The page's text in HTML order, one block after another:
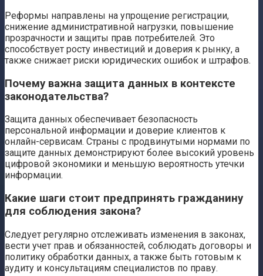
Реформы направлены на упрощение регистрации,
снижение административной нагрузки, повышение
прозрачности и защиты прав потребителей. Это
способствует росту инвестиций и доверия к рынку, а
также снижает риски юридических ошибок и штрафов.
Почему важна защита данных в контексте
законодательства?
Защита данных обеспечивает безопасность
персональной информации и доверие клиентов к
онлайн-сервисам. Страны с продвинутыми нормами по
защите данных демонстрируют более высокий уровень
цифровой экономики и меньшую вероятность утечки
информации.
Какие шаги стоит предпринять гражданину
для соблюдения закона?
Следует регулярно отслеживать изменения в законах,
вести учет прав и обязанностей, соблюдать договоры и
политику обработки данных, а также быть готовым к
аудиту и консультациям специалистов по праву.